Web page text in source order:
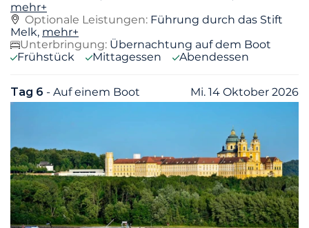
mehr+
Optionale Leistungen: Führung durch das Stift
Melk, mehr+
Unterbringung: Übernachtung auf dem Boot
Frühstück
Mittagessen Abendessen
Tag 6 - Auf einem Boot Mi. 14 Oktober 2026